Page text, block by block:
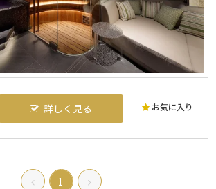
お気に入り
詳しく見る
1